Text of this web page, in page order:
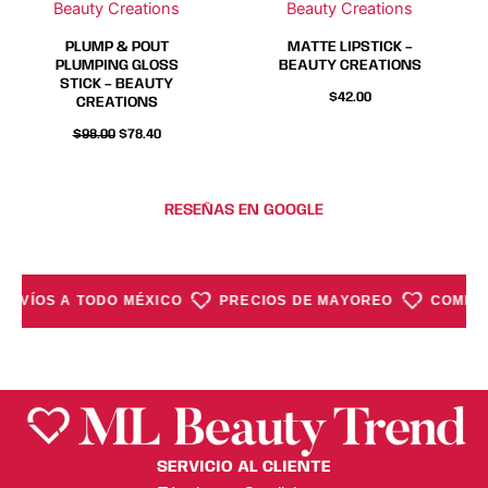
Beauty Creations
pueden
elegir
en
la
de
PLUMP & POUT
PLUMPING GLOSS
STICK – BEAUTY
CREATIONS
$98.00 $78.40
pueden
elegir
en
la
de
Beauty Creations
pueden
elegir
en
la
MATTE LIPSTICK –
BEAUTY CREATIONS
$42.00
pueden
elegir
en
la
RESEÑAS EN GOOGLE
A TODO MÉXICO PRECIOS DE MAYOREO
SERVICIO AL CLIENTE